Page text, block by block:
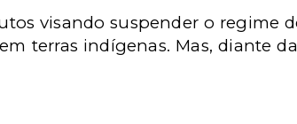
visando suspender o regime
terras indígenas. Mas, diante